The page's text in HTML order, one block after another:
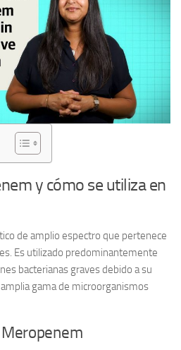
y cómo se utiliza en
de amplio espectro que pertenece
. Es utilizado predominantemente
bacterianas graves debido a su
gama de microorganismos